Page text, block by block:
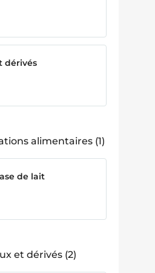
dérivés
alimentaires 1
de lait
et dérivés 2